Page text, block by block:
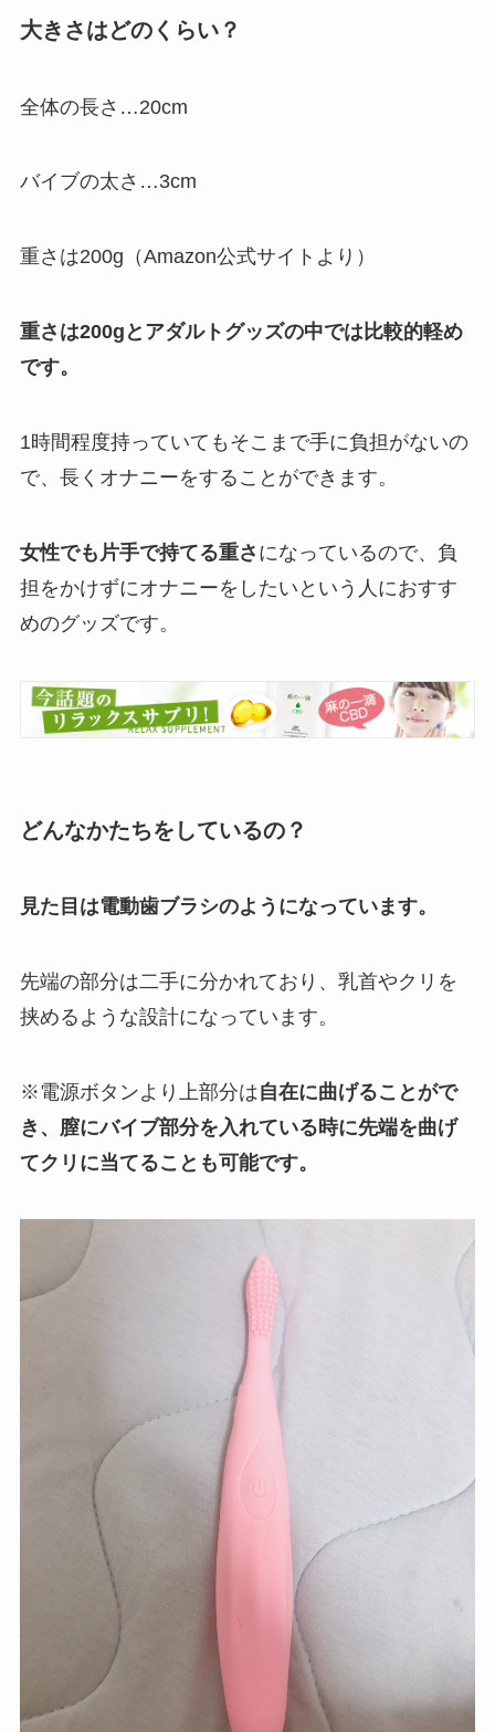
大きさはどのくらい？
全体の長さ…20cm
バイブの太さ…3cm
重さは200g（Amazon公式サイトより）
重さは200gとアダルトグッズの中では比較的軽め
です。
1時間程度持っていてもそこまで手に負担がないの
で、長くオナニーをすることができます。
女性でも片手で持てる重さ になっているので、負
担をかけずにオナニーをしたいという人におすす
めのグッズです。
どんなかたちをしているの？
見た目は電動歯ブラシのようになっています。
先端の部分は二手に分かれており、乳首やクリを
挟めるような設計になっています。
※電源ボタンより上部分は自在に曲げることがで
き、膣にバイブ部分を入れている時に先端を曲げ
てクリに当てることも可能です。